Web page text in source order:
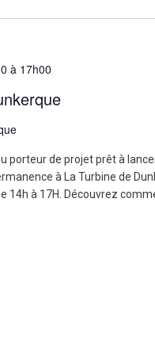
à 17h00
porteur de projet prêt à
à La Turbine de
14h à 17H. Découvrez